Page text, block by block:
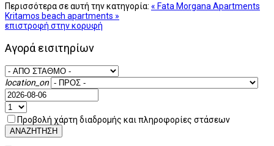
Περισσότερα σε αυτή την κατηγορία: « Fata Morgana Apartments
Kritamos beach apartments »
επιστροφή στην κορυφή
Αγορά εισιτηρίων
location_on
Προβολή χάρτη διαδρομής και πληροφορίες στάσεων
ΑΝΑΖΗΤΗΣΗ